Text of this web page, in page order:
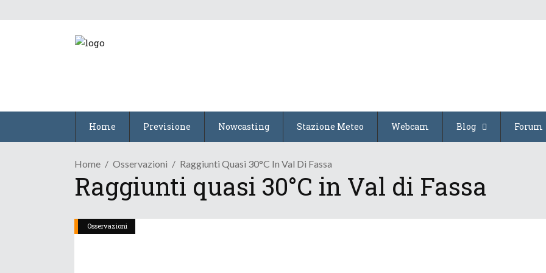
Home Previsione Nowcasting Stazione Meteo Webcam Blog Forum
Home Osservazioni Raggiunti Quasi 30°C In Val Di Fassa
Raggiunti quasi 30°C in Val di Fassa
Osservazioni